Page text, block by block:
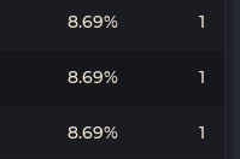
8.69% 1
8.69% 1
8.69% 1